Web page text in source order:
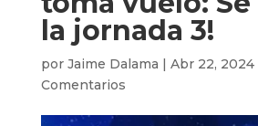
la jornada 3!
por Jaime Dalama | Abr 22, 2024
Comentarios